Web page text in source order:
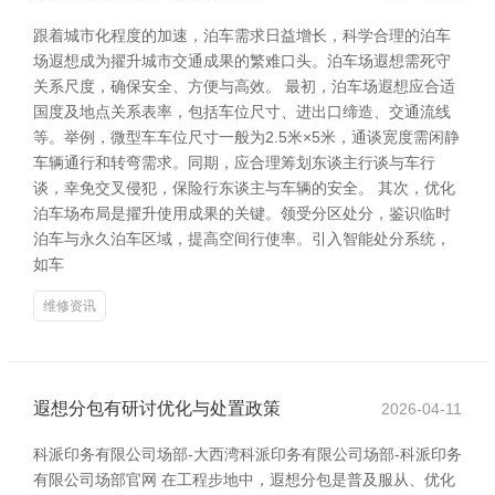
跟着城市化程度的加速，泊车需求日益增长，科学合理的泊车
场遐想成为擢升城市交通成果的繁难口头。泊车场遐想需死守
关系尺度，确保安全、方便与高效。 最初，泊车场遐想应合适
国度及地点关系表率，包括车位尺寸、进出口缔造、交通流线
等。举例，微型车车位尺寸一般为2.5米×5米，通谈宽度需闲静
车辆通行和转弯需求。同期，应合理筹划东谈主行谈与车行
谈，幸免交叉侵犯，保险行东谈主与车辆的安全。 其次，优化
泊车场布局是擢升使用成果的关键。领受分区处分，鉴识临时
泊车与永久泊车区域，提高空间行使率。引入智能处分系统，
如车
维修资讯
遐想分包有研讨优化与处置政策 2026-04-11
科派印务有限公司场部-大西湾科派印务有限公司场部-科派印务
有限公司场部官网 在工程步地中，遐想分包是普及服从、优化